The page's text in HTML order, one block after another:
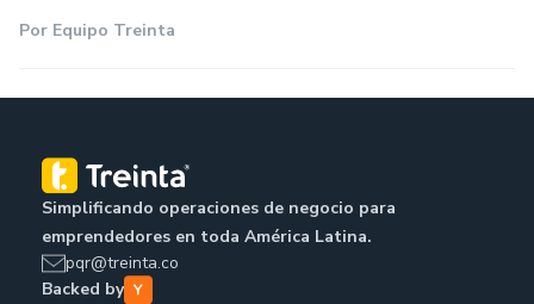
Por Equipo Treinta
Simplificando operaciones de negocio para
emprendedores en toda América Latina.
pqr@treinta.co
Backed by